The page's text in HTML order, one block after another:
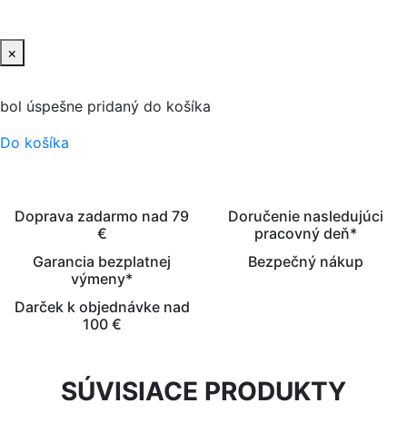
×
bol úspešne pridaný do košíka
Do košíka
Doprava zadarmo nad 79
€
Doručenie nasledujúci
pracovný deň*
Garancia bezplatnej
výmeny*
Bezpečný nákup
Darček k objednávke nad
100 €
SÚVISIACE PRODUKTY